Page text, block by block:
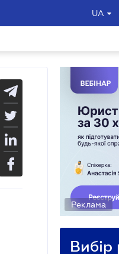
UA
Реклама
Вибір